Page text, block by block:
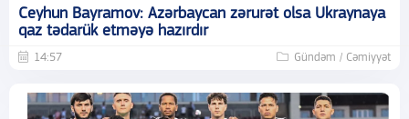
Ceyhun Bayramov: Azərbaycan zərurət olsa Ukraynaya
qaz tədarük etməyə hazırdır
14:57 Gündəm / Cəmiyyət